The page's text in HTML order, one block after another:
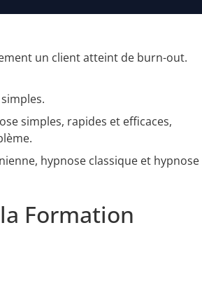
un client atteint de burn-out.
simples, rapides et efficaces,
hypnose classique et hypnose
Formation